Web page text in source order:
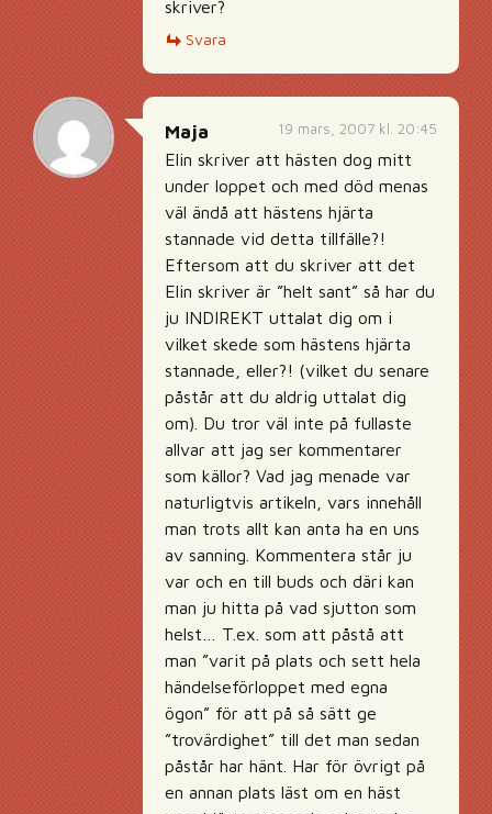
skriver?
Svara
19 mars, 2007 kl. 20:45
Maja
Elin skriver att hästen dog mitt
under loppet och med död menas
väl ändå att hästens hjärta
stannade vid detta tillfälle?!
Eftersom att du skriver att det
Elin skriver är ”helt sant” så har du
ju INDIREKT uttalat dig om i
vilket skede som hästens hjärta
stannade, eller?! (vilket du senare
påstår att du aldrig uttalat dig
om). Du tror väl inte på fullaste
allvar att jag ser kommentarer
som källor? Vad jag menade var
naturligtvis artikeln, vars innehåll
man trots allt kan anta ha en uns
av sanning. Kommentera står ju
var och en till buds och däri kan
man ju hitta på vad sjutton som
helst… T.ex. som att påstå att
man ”varit på plats och sett hela
händelseförloppet med egna
ögon” för att på så sätt ge
”trovärdighet” till det man sedan
påstår har hänt. Har för övrigt på
en annan plats läst om en häst